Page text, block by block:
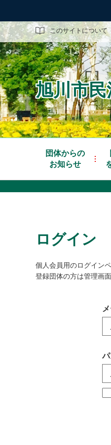
このサイトについて
サイト内検索
旭川市
団体からの
お知らせ
ログイン
個人会員用のログインペ
登録団体の方は管理画